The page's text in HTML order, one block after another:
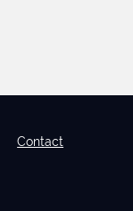
Contact